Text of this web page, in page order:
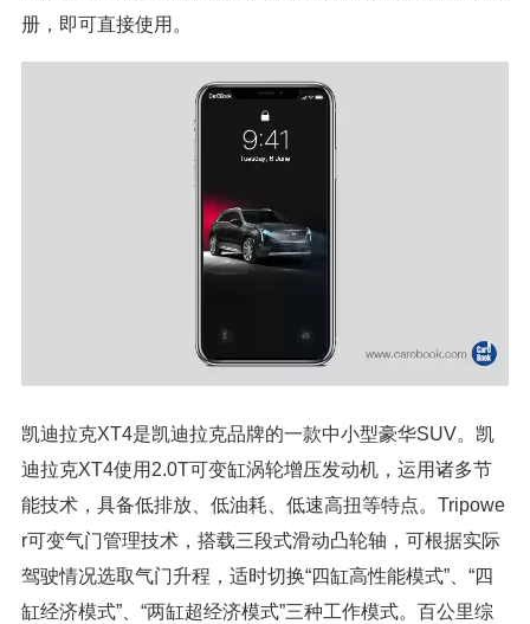
册，即可直接使用。
凯迪拉克XT4是凯迪拉克品牌的一款中小型豪华SUV。凯
迪拉克XT4使用2.0T可变缸涡轮增压发动机，运用诸多节
能技术，具备低排放、低油耗、低速高扭等特点。Tripowe
r可变气门管理技术，搭载三段式滑动凸轮轴，可根据实际
驾驶情况选取气门升程，适时切换“四缸高性能模式”、“四
缸经济模式”、“两缸超经济模式”三种工作模式。百公里综